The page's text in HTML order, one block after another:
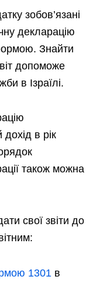
зобов’язані
декларацію
Знайти
допоможе
в Ізраїлі.
в рік
також можна
свої звіти до
1301 в